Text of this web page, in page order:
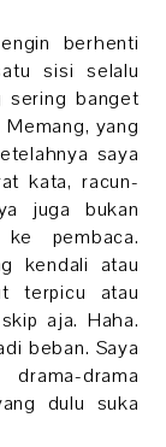
berhenti
sisi selalu
sering banget
yang
saya
kata, racun-
juga bukan
pembaca.
kendali atau
terpicu atau
aja. Haha.
beban. Saya
drama
dulu suka